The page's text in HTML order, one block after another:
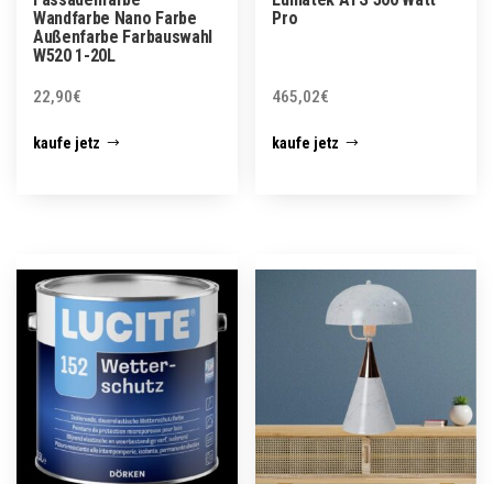
Wandfarbe Nano Farbe
Außenfarbe Farbauswahl
W520 1-20L
22,90€
kaufe jetz
Pro
465,02€
kaufe jetz